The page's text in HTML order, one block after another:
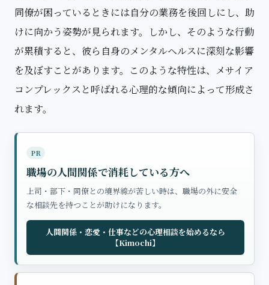
同僚が困っているときには自分の業務を後回しにし、助
けに向かう姿勢が見られます。しかし、そのような行動
が累積すると、彼ら自身のメンタルヘルスに深刻な影響
を及ぼすことがあります。このような特性は、メサイア
コンプレックスと呼ばれる心理的な傾向によって形成さ
れます。
PR
職場の人間関係で消耗している方へ
上司・部下・同僚との境界線が苦しい時は、職場の外に安全
な相談先を持つことが助けになります。
人間関係・恋愛・仕事などの心理相談を始めるなら
【Kimochi】